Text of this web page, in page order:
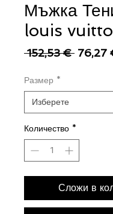
Мъжка
louis
152,53 € 76,27
Размер *
Количество *
Сложи в